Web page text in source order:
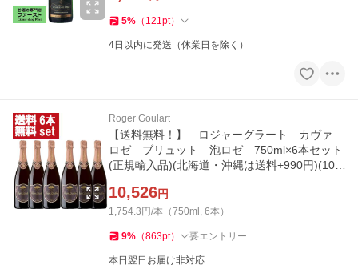
5% （ 121pt）
4日以内に発送（休業日を除く）
Roger Goulart
【送料無料！】 ロジャーグラート カヴァ
ロゼ ブリュット 泡ロゼ 750ml×6本セット
(正規輸入品)(北海道・沖縄は送料+990円)(10-7
10,526円
1,754.3円/本（750ml, 6本）
9% （863pt） 要エントリー
本日翌日お届け非対応